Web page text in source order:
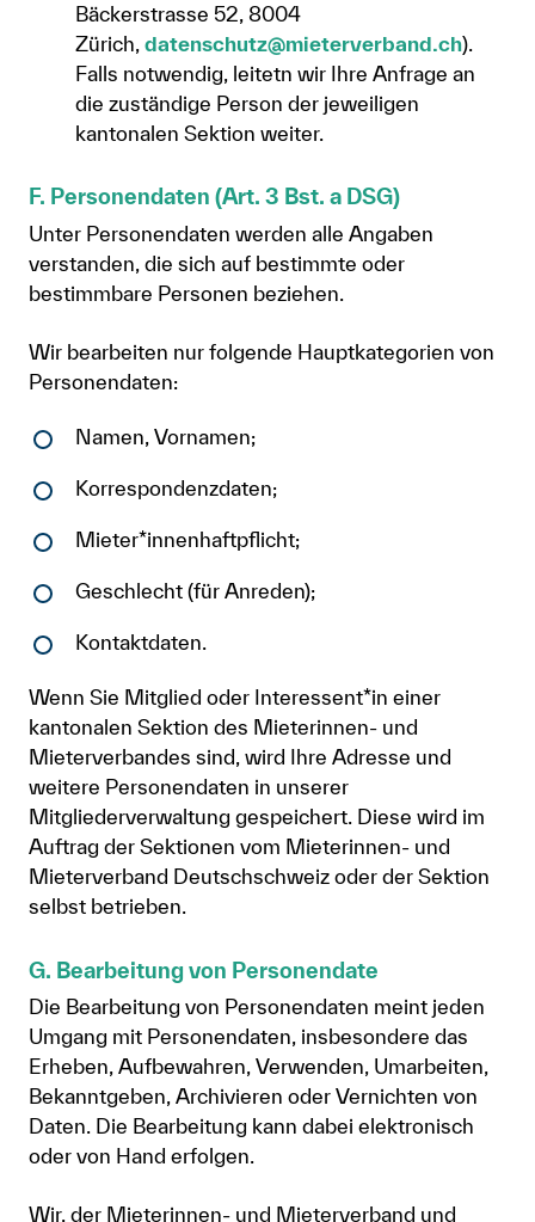
Bäckerstrasse 52, 8004
Zürich, datenschutz@mieterverband.ch).
Falls notwendig, leitetn wir Ihre Anfrage an
die zuständige Person der jeweiligen
kantonalen Sektion weiter.
F. Personendaten (Art. 3 Bst. a DSG)
Unter Personendaten werden alle Angaben
verstanden, die sich auf bestimmte oder
bestimmbare Personen beziehen.
Wir bearbeiten nur folgende Hauptkategorien von
Personendaten:
Namen, Vornamen;
Korrespondenzdaten;
Mieter*innenhaftpflicht;
Geschlecht (für Anreden);
Kontaktdaten.
Wenn Sie Mitglied oder Interessent*in einer
kantonalen Sektion des Mieterinnen- und
Mieterverbandes sind, wird Ihre Adresse und
weitere Personendaten in unserer
Mitgliederverwaltung gespeichert. Diese wird im
Auftrag der Sektionen vom Mieterinnen- und
Mieterverband Deutschschweiz oder der Sektion
selbst betrieben.
G. Bearbeitung von Personendate
Die Bearbeitung von Personendaten meint jeden
Umgang mit Personendaten, insbesondere das
Erheben, Aufbewahren, Verwenden, Umarbeiten,
Bekanntgeben, Archivieren oder Vernichten von
Daten. Die Bearbeitung kann dabei elektronisch
oder von Hand erfolgen.
Wir, der Mieterinnen- und Mieterverband und